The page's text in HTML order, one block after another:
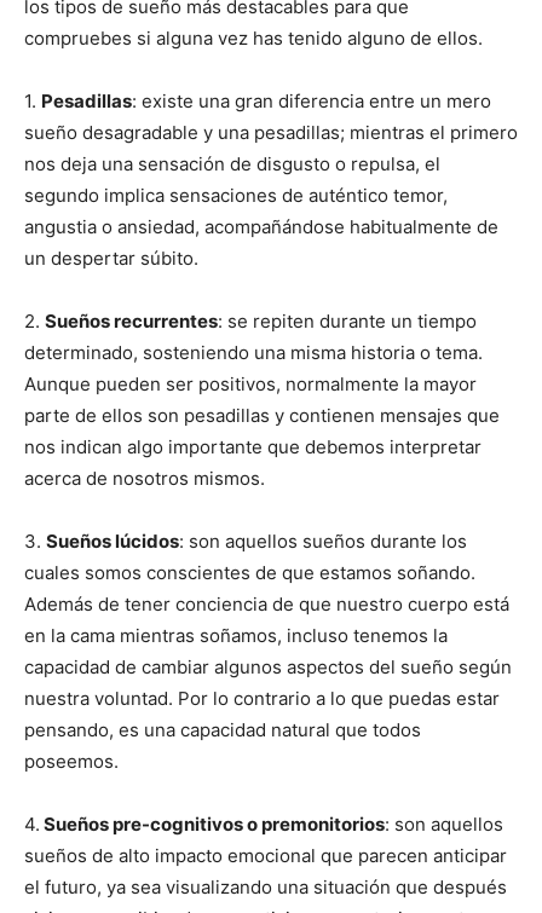
los tipos de sueño más destacables para que
compruebes si alguna vez has tenido alguno de ellos.
1. Pesadillas: existe una gran diferencia entre un mero
sueño desagradable y una pesadillas; mientras el primero
nos deja una sensación de disgusto o repulsa, el
segundo implica sensaciones de auténtico temor,
angustia o ansiedad, acompañándose habitualmente de
un despertar súbito.
2. Sueños recurrentes: se repiten durante un tiempo
determinado, sosteniendo una misma historia o tema.
Aunque pueden ser positivos, normalmente la mayor
parte de ellos son pesadillas y contienen mensajes que
nos indican algo importante que debemos interpretar
acerca de nosotros mismos.
3. Sueños lúcidos: son aquellos sueños durante los
cuales somos conscientes de que estamos soñando.
Además de tener conciencia de que nuestro cuerpo está
en la cama mientras soñamos, incluso tenemos la
capacidad de cambiar algunos aspectos del sueño según
nuestra voluntad. Por lo contrario a lo que puedas estar
pensando, es una capacidad natural que todos
poseemos.
4. Sueños pre-cognitivos o premonitorios: son aquellos
sueños de alto impacto emocional que parecen anticipar
el futuro, ya sea visualizando una situación que después